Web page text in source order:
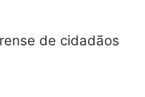
de cidadãos